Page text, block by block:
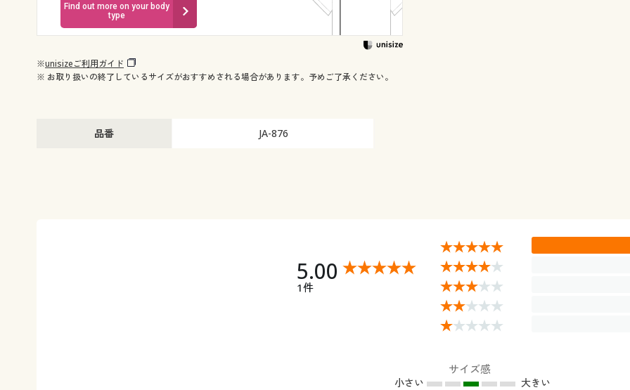
Find out more on your body
type
※unisizeご利用ガイド
※ お取り扱いの終了しているサイズがおすすめされる場合があります。予めご了承ください。
品番 JA-876
5.00
1件
サイズ感
小さい 大きい